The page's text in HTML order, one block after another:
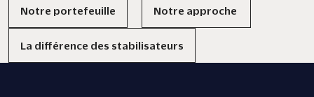
Notre portefeuille Notre approche
La différence des stabilisateurs